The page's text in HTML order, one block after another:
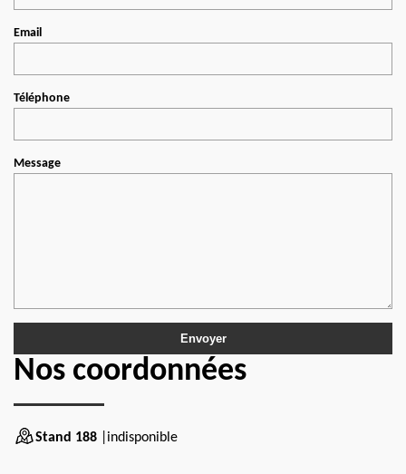
Email
Téléphone
Message
Nos coordonnées
Stand 188 |indisponible